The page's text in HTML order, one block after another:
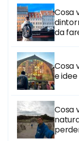
Cosa
da
Cosa
e idee
Cosa